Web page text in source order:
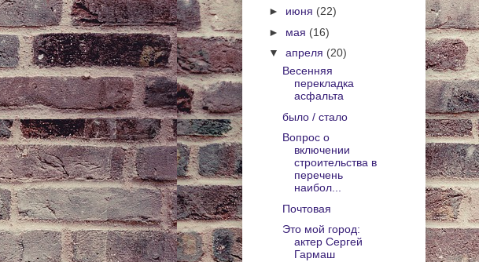
► июня (22)
► мая (16)
▼ апреля (20)
Весенняя
перекладка
асфальта
было / стало
Вопрос о
включении
строительства в
перечень
наибол...
Почтовая
Это мой город:
актер Сергей
Гармаш